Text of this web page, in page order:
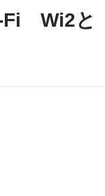
Fi Wi2と